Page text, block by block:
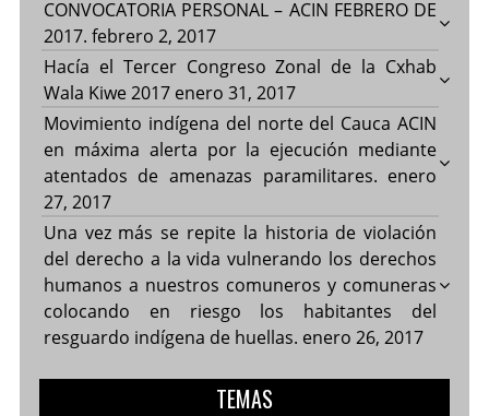
CONVOCATORIA PERSONAL – ACIN FEBRERO DE
2017. febrero 2, 2017
Hacía el Tercer Congreso Zonal de la Cxhab
Wala Kiwe 2017 enero 31, 2017
Movimiento indígena del norte del Cauca ACIN
en máxima alerta por la ejecución mediante
atentados de amenazas paramilitares. enero
27, 2017
Una vez más se repite la historia de violación
del derecho a la vida vulnerando los derechos
humanos a nuestros comuneros y comuneras
colocando en riesgo los habitantes del
resguardo indígena de huellas. enero 26, 2017
TEMAS